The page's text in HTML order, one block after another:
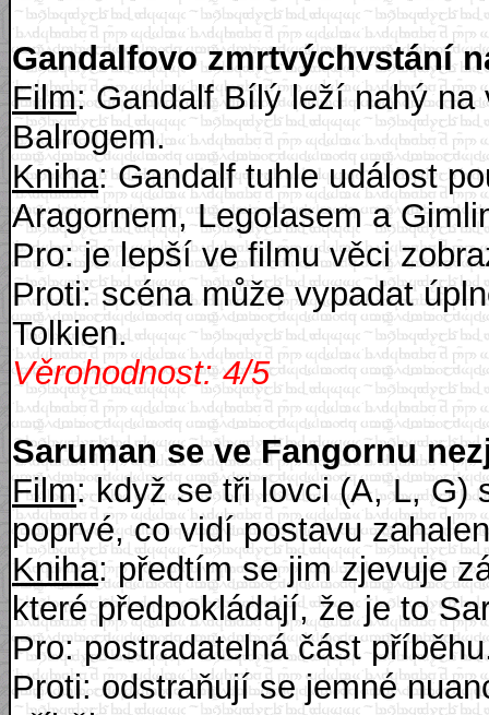
Gandalfovo zmrtvýchvstání
Film: Gandalf Bílý leží nahý na
Balrogem.
Kniha: Gandalf tuhle událost
Aragornem, Legolasem a
Pro: je lepší ve filmu věci
Proti: scéna může vypadat
Tolkien.
Věrohodnost: 4/5
Saruman se ve Fangornu
Film: když se tři lovci (A, L, G)
poprvé, co vidí postavu
Kniha: předtím se jim zjevuje
které předpokládají, že je to
Pro: postradatelná část
Proti: odstraňují se jemné